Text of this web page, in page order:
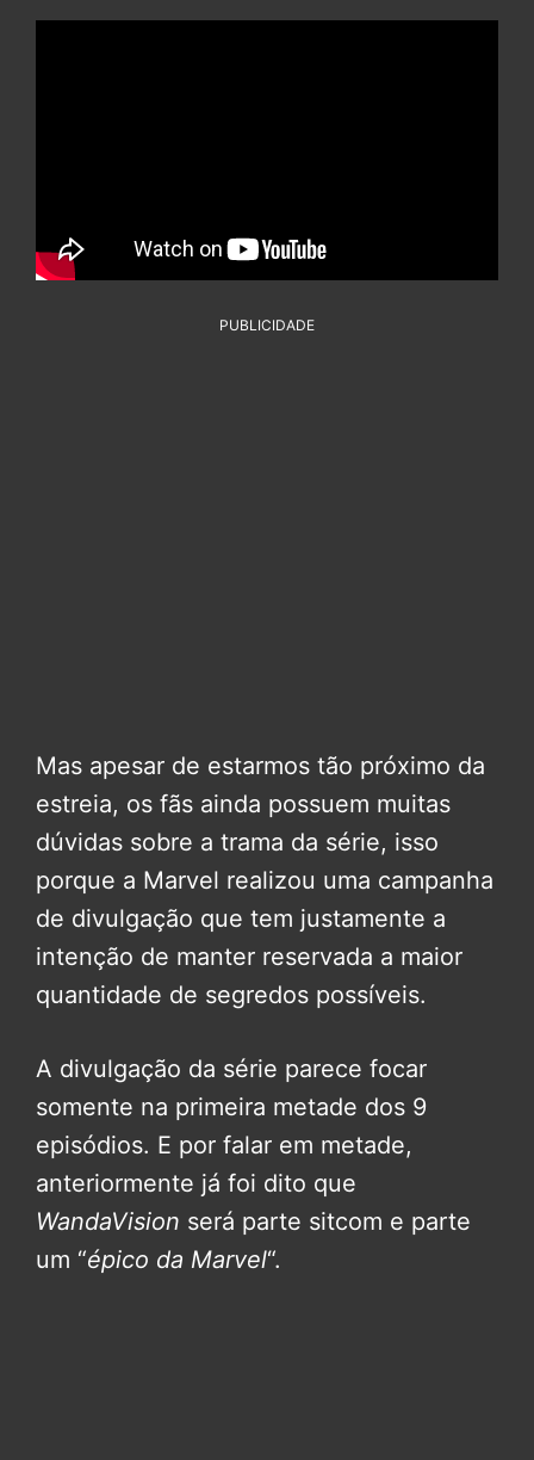
PUBLICIDADE
Mas apesar de estarmos tão próximo da
estreia, os fãs ainda possuem muitas
dúvidas sobre a trama da série, isso
porque a Marvel realizou uma campanha
de divulgação que tem justamente a
intenção de manter reservada a maior
quantidade de segredos possíveis.
A divulgação da série parece focar
somente na primeira metade dos 9
episódios. E por falar em metade,
anteriormente já foi dito que
WandaVision será parte sitcom e parte
um “épico da Marvel“.